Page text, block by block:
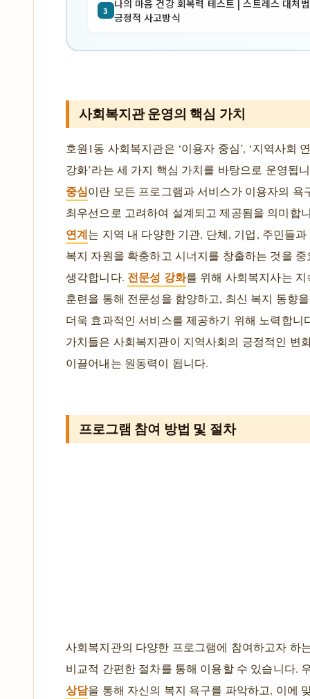
3 나의 마음 건강 회복력 테스트 | 스트레스 대처
긍정적 사고방식
사회복지관 운영의 핵심 가치
호원1동 사회복지관은 ‘이용자 중심’, ‘지역사회
강화’라는 세 가지 핵심 가치를 바탕으로 운영됩
중심이란 모든 프로그램과 서비스가 이용자의 욕
최우선으로 고려하여 설계되고 제공됨을 의미합
연계는 지역 내 다양한 기관, 단체, 기업, 주민들
복지 자원을 확충하고 시너지를 창출하는 것을 중
생각합니다. 전문성 강화를 위해 사회복지사는
훈련을 통해 전문성을 함양하고, 최신 복지 동향
더욱 효과적인 서비스를 제공하기 위해 노력합니
가치들은 사회복지관이 지역사회의 긍정적인 변
이끌어내는 원동력이 됩니다.
프로그램 참여 방법 및 절차
사회복지관의 다양한 프로그램에 참여하고자 하
비교적 간편한 절차를 통해 이용할 수 있습니다.
상담을 통해 자신의 복지 욕구를 파악하고, 이에